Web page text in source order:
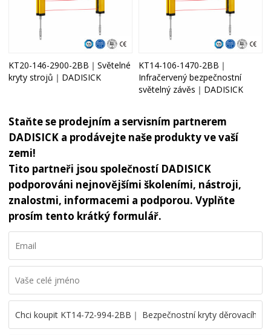
KT20-146-2900-2BB｜Světelné
kryty strojů｜DADISICK
KT14-106-1470-2BB｜
Infračervený bezpečnostní
světelný závěs｜DADISICK
Staňte se prodejním a servisním partnerem
DADISICK a prodávejte naše produkty ve vaší
zemi!
Tito partneři jsou společností DADISICK
podporováni nejnovějšími školeními, nástroji,
znalostmi, informacemi a podporou. Vyplňte
prosím tento krátký formulář.